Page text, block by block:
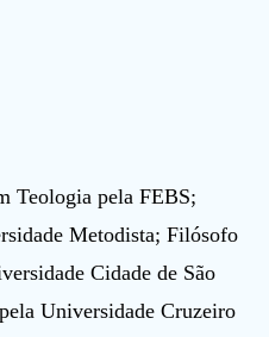
Teologia pela FEBS;
Metodista; Filósofo
Cidade de São
Universidade Cruzeiro